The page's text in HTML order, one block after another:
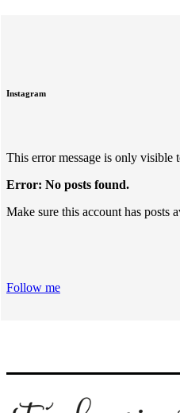
Instagram
This error message is only visible
Error: No posts found.
Make sure this account has posts
Follow me